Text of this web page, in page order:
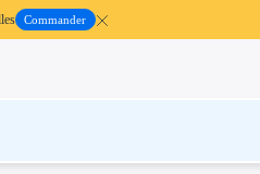
Commander